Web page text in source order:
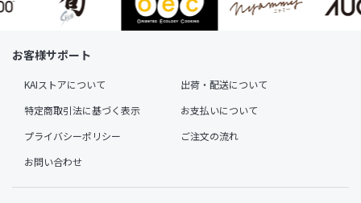
お客様サポート
KAIストアについて
出荷・配送について
特定商取引法に基づく表示
お支払いについて
プライバシーポリシー
ご注文の流れ
お問い合わせ